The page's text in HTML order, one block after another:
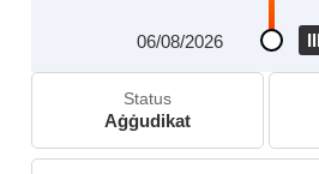
06/08/2026
Status
Aġġudikat